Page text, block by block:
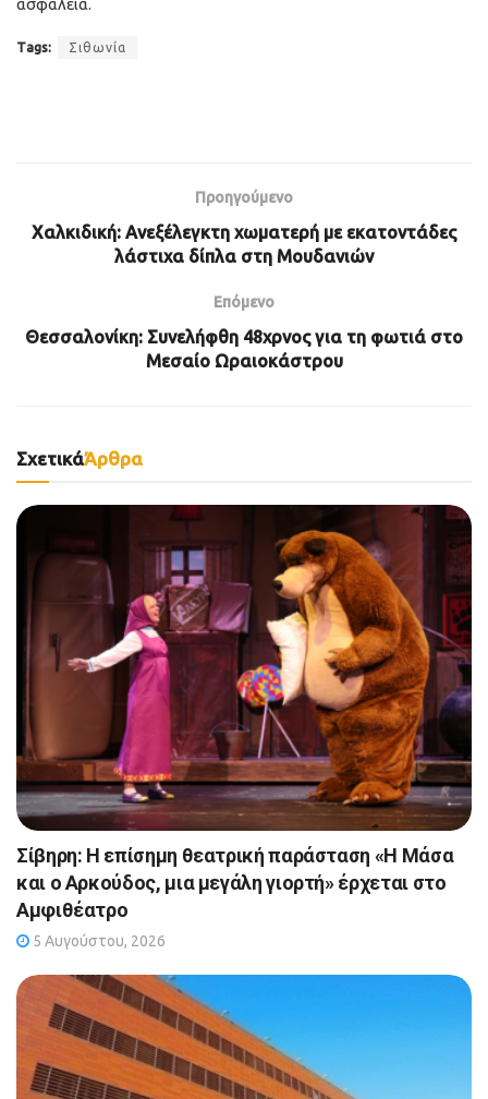
Tags: Σιθωνία
Προηγούμενο
Χαλκιδική: Ανεξέλεγκτη χωματερή με εκατοντάδες
λάστιχα δίπλα στη Μουδανιών
Επόμενο
Θεσσαλονίκη: Συνελήφθη 48χρνος για τη φωτιά στο
Μεσαίο Ωραιοκάστρου
ΣχετικάΆρθρα
Σίβηρη: Η επίσημη θεατρική παράσταση «Η Μάσα
και ο Αρκούδος, μια μεγάλη γιορτή» έρχεται στο
Αμφιθέατρο
5 Αυγούστου, 2026